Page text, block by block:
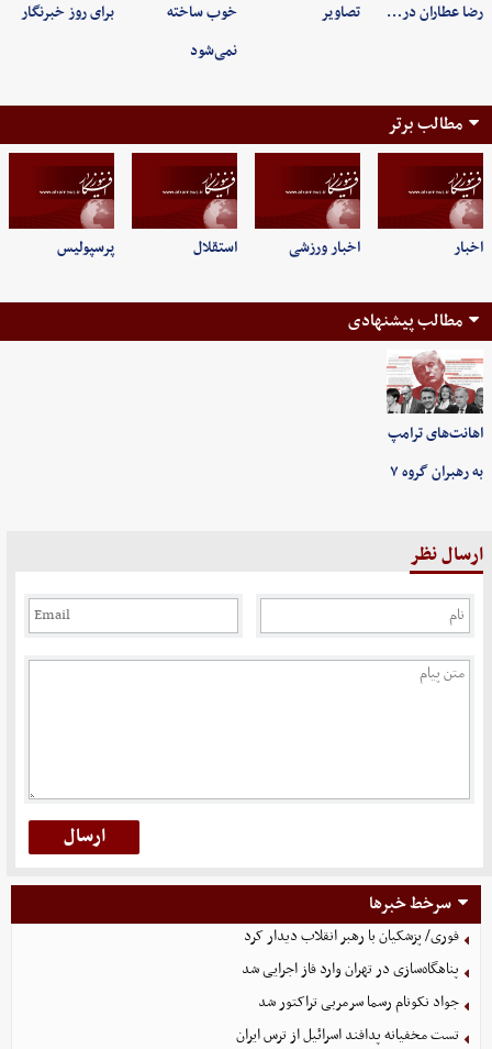
رضا عطاران در… تصاویر
خوب ساخته
نمی‌شود
برای روز خبرنگار
مطالب برتر
اخبار اخبار ورزشی استقلال پرسپولیس
مطالب پیشنهادی
اهانت‌های ترامپ
به رهبران گروه ۷
ارسال نظر
سرخط خبرها
فوری/ پزشکیان با رهبر انقلاب دیدار کرد
پناهگاه‌سازی در تهران وارد فاز اجرایی شد
جواد نکونام رسما سرمربی تراکتور شد
تست مخفیانه پدافند اسرائیل از ترس ایران